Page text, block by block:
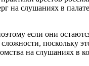
на слушаниях в
если они
поскольку
на слушаниях в